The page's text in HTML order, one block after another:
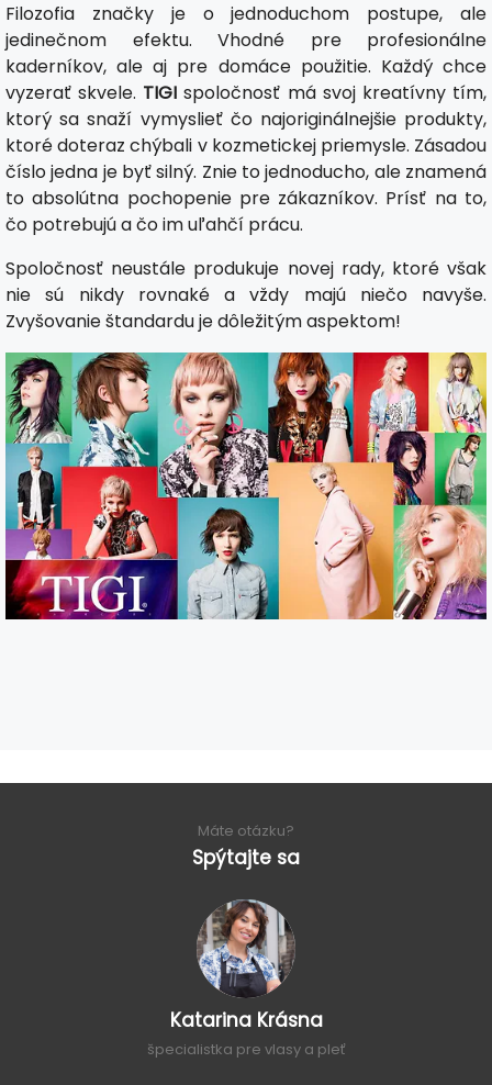
Filozofia značky je o jednoduchom postupe, ale
jedinečnom efektu. Vhodné pre profesionálne
kaderníkov, ale aj pre domáce použitie. Každý chce
vyzerať skvele. TIGI spoločnosť má svoj kreatívny tím,
ktorý sa snaží vymyslieť čo najoriginálnejšie produkty,
ktoré doteraz chýbali v kozmetickej priemysle. Zásadou
číslo jedna je byť silný. Znie to jednoducho, ale znamená
to absolútna pochopenie pre zákazníkov. Prísť na to,
čo potrebujú a čo im uľahčí prácu.
Spoločnosť neustále produkuje novej rady, ktoré však
nie sú nikdy rovnaké a vždy majú niečo navyše.
Zvyšovanie štandardu je dôležitým aspektom!
Máte otázku?
Spýtajte sa
Katarina Krásna
špecialistka pre vlasy a pleť